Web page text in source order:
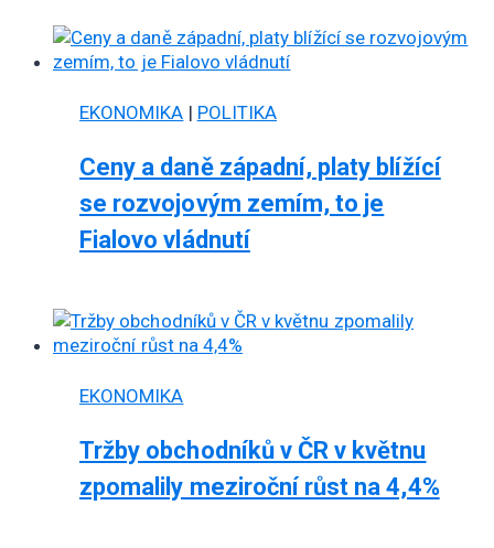
EKONOMIKA | POLITIKA
Ceny a daně západní, platy blížící
se rozvojovým zemím, to je
Fialovo vládnutí
EKONOMIKA
Tržby obchodníků v ČR v květnu
zpomalily meziroční růst na 4,4%